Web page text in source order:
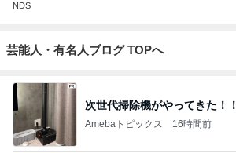
NDS
芸能人・有名人ブログ TOPへ
次世代掃除機がやってきた！！
Amebaトピックス 16時間前